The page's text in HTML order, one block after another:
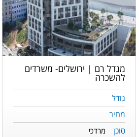
מגדל רם | ירושלים- משרדים
להשכרה
גודל
מחיר
סוכן
מרדכי